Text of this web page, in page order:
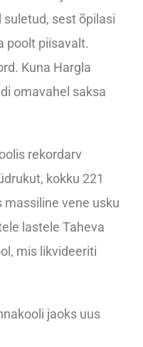
sest õpilasi
poolt piisavalt.
Kuna Hargla
omavahel saksa
rekordarv
kokku 221
massiline vene usku
lastele Taheva
mis likvideeriti
jaoks uus